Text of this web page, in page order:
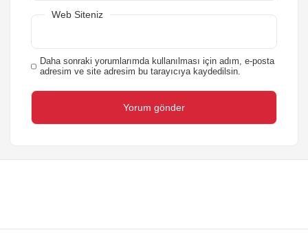
Web Siteniz
Daha sonraki yorumlarımda kullanılması için adım, e-posta
adresim ve site adresim bu tarayıcıya kaydedilsin.